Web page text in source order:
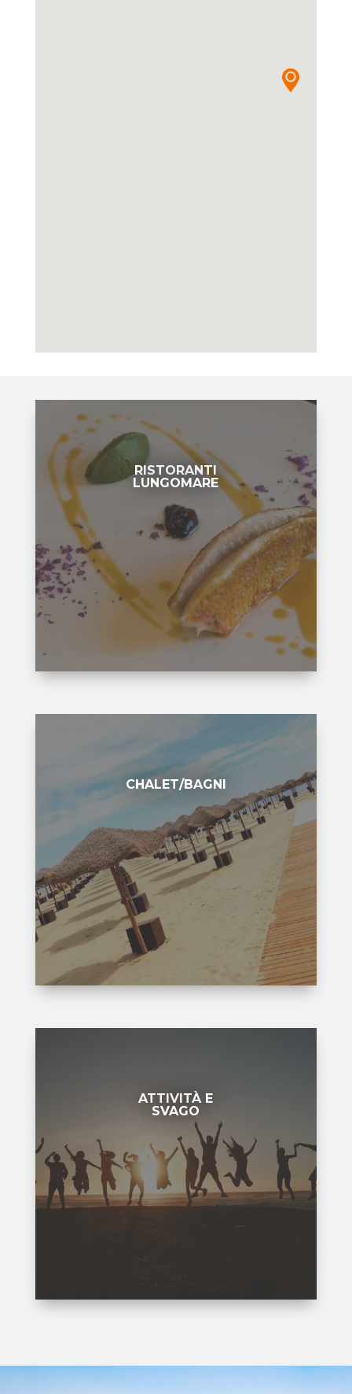
RISTORANTI
LUNGOMARE
CHALET/BAGNI
ATTIVITÀ E
SVAGO